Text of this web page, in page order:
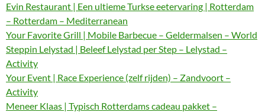
Evin Restaurant | Een ultieme Turkse eetervaring | Rotterdam
– Rotterdam – Mediterranean
Your Favorite Grill | Mobile Barbecue – Geldermalsen – World
Steppin Lelystad | Beleef Lelystad per Step – Lelystad –
Activity
Your Event | Race Experience (zelf rijden) – Zandvoort –
Activity
Meneer Klaas | Typisch Rotterdams cadeau pakket –